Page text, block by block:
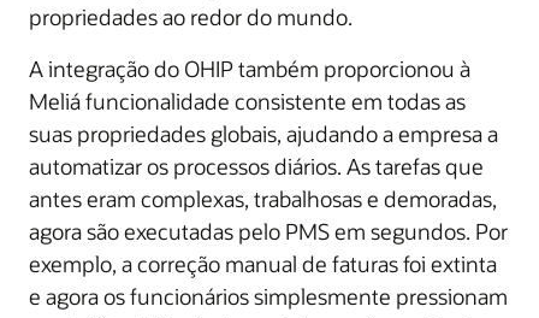
propriedades ao redor do mundo.
A integração do OHIP também proporcionou à
Meliá funcionalidade consistente em todas as
suas propriedades globais, ajudando a empresa a
automatizar os processos diários. As tarefas que
antes eram complexas, trabalhosas e demoradas,
agora são executadas pelo PMS em segundos. Por
exemplo, a correção manual de faturas foi extinta
e agora os funcionários simplesmente pressionam